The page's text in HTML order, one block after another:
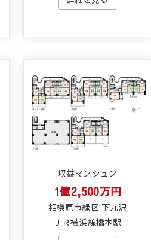
収益マンシュン
1億2,500万円
相模原市緑区 下九沢
ＪＲ横浜線橋本駅